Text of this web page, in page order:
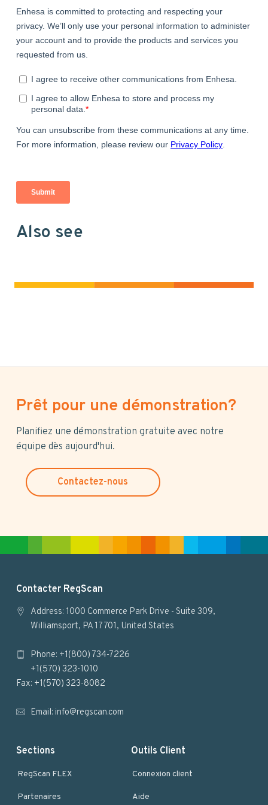
Also see
Prêt pour une démonstration?
Planifiez une démonstration gratuite avec notre
équipe dès aujourd'hui.
Contactez-nous
Contacter RegScan
Address: 1000 Commerce Park Drive - Suite 309,
Williamsport, PA 17701, United States
Phone: +1(800) 734-7226
+1(570) 323-1010
Fax: +1(570) 323-8082
Email: info@regscan.com
Sections
RegScan FLEX
Partenaires
Outils Client
Connexion client
Aide